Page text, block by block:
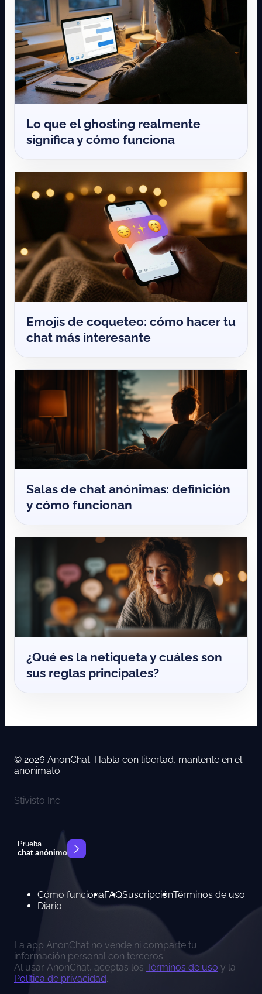
Lo que el ghosting realmente
significa y cómo funciona
Emojis de coqueteo: cómo hacer tu
chat más interesante
Salas de chat anónimas: definición
y cómo funcionan
¿Qué es la netiqueta y cuáles son
sus reglas principales?
© 2026 AnonChat. Habla con libertad, mantente en el
anonimato
Stivisto Inc.
Prueba
chat anónimo
Cómo funcionaFAQSuscripciónTérminos de uso
Diario
La app AnonChat no vende ni comparte tu
información personal con terceros.
Al usar AnonChat, aceptas los Términos de uso y la
Política de privacidad.